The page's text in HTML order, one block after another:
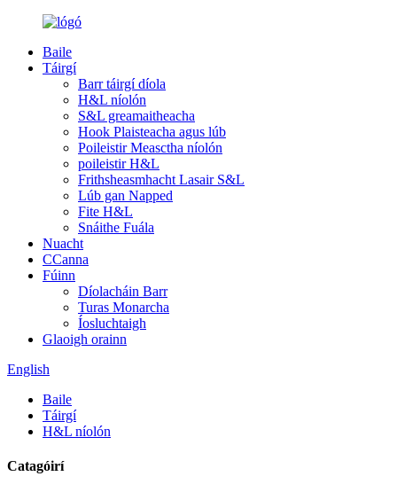
Baile
Táirgí
Barr táirgí díola
H&L níolón
S&L greamaitheacha
Hook Plaisteacha agus lúb
Poileistir Measctha níolón
poileistir H&L
Frithsheasmhacht Lasair S&L
Lúb gan Napped
Fite H&L
Snáithe Fuála
Nuacht
CCanna
Fúinn
Díolacháin Barr
Turas Monarcha
Íosluchtaigh
Glaoigh orainn
English
Baile
Táirgí
H&L níolón
Catagóirí